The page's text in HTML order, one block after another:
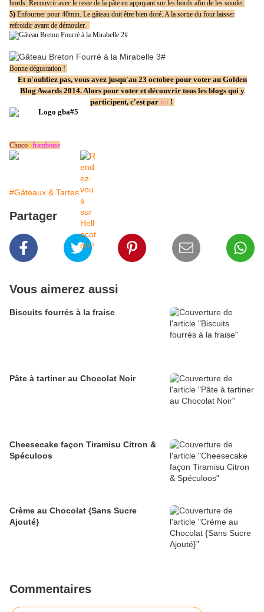
bords. Recouvrir avec le reste de la pâte en appuyant sur les bords afin de les souder.
5) Enfourner pour 40min. Le gâteau doit être bien doré. A la sortie du four laisser
refroidir avant de démouler.
Bonne dégustation !
Et n'oubliez pas, vous avez jusqu'au 23 octobre pour voter au Golden
Blog Awards 2014. Alors pour voter et découvrir tous les blogs qui y
participent, c'est par ici !
Chocociframboise
#Gâteaux & Tartes
Partager
Vous aimerez aussi
Biscuits fourrés à la fraise
Pâte à tartiner au Chocolat Noir
Cheesecake façon Tiramisu Citron &
Spéculoos
Crème au Chocolat {Sans Sucre
Ajouté}
Commentaires